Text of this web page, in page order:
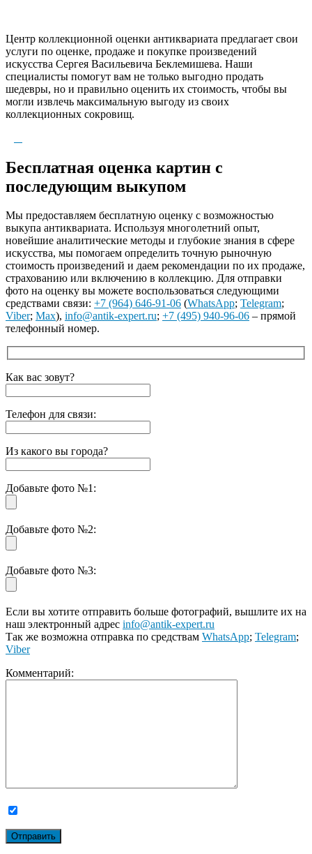
Центр коллекционной оценки антиквариата предлагает свои
услуги по оценке, продаже и покупке произведений
искусства Сергея Васильевича Беклемишева. Наши
специалисты помогут вам не только выгодно продать
шедевры, но и правильно оценить их стоимость, чтобы вы
могли извлечь максимальную выгоду из своих
коллекционных сокровищ.
Бесплатная оценка картин с
последующим выкупом
Мы предоставляем бесплатную оценку с возможностью
выкупа антиквариата. Используя многолетний опыт,
новейшие аналитические методы и глубокие знания в сфере
искусства, мы помогаем определить точную рыночную
стоимость произведений и даем рекомендации по их продаже,
страхованию или включению в коллекцию. Для отправки
фото на оценку вы можете воспользоваться следующими
средствами связи: +7 (964) 646-91-06 (WhatsApp; Telegram;
Viber; Max), info@antik-expert.ru; +7 (495) 940-96-06 – прямой
телефонный номер.
Как вас зовут?
Телефон для связи:
Из какого вы города?
Добавьте фото №1:
Добавьте фото №2:
Добавьте фото №3:
Если вы хотите отправить больше фотографий, вышлите их на
наш электронный адрес info@antik-expert.ru
Так же возможна отправка по средствам WhatsApp; Telegram;
Viber
Комментарий: